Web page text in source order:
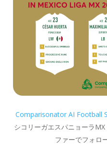
Comparisonator AI Football
シコリーガエスパニョーラ
ファーでフォロ